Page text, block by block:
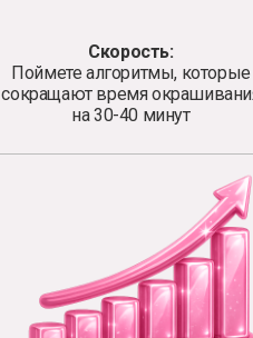
Скорость:
Поймете алгоритмы, которые
сокращают время
на 30-40 минут